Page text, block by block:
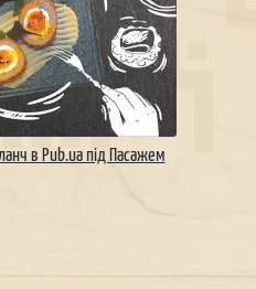
в Pub.ua під Пасажем